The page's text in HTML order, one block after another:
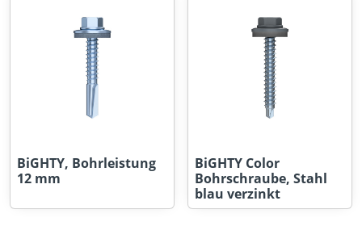
BiGHTY, Bohrleistung
12 mm
BiGHTY Color
Bohrschraube, Stahl
blau verzinkt